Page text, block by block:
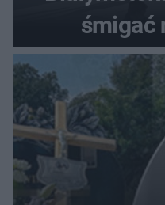
śmigać